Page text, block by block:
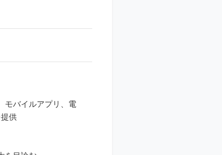
モバイルアプリ、電
供